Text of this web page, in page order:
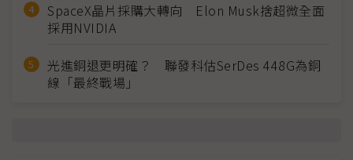
SpaceX晶片採購大轉向 Elon Musk捨超微全面
採用NVIDIA
光進銅退更明確？ 聯發科估SerDes 448G為銅
線「最終戰場」